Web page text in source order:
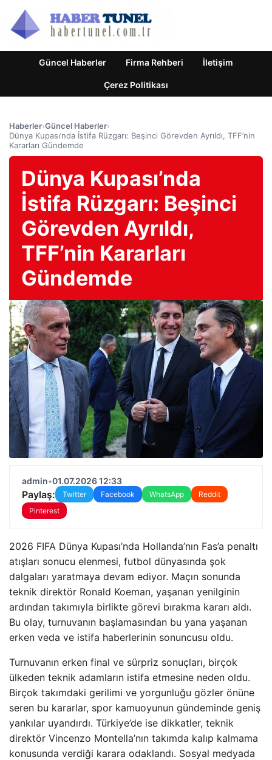
Güncel Haberler Firma Rehberi İletişim
Çerez Politikası
Haberler›Güncel Haberler›
Dünya Kupası’nda İstifa Rüzgarı: Beşinci Görevden Ayrıldı, TFF’nin
Kararları Gündemde
Dünya Kupası’nda
İstifa Rüzgarı: Beşinci
Görevden Ayrıldı,
TFF’nin Kararları
Gündemde
admin•01.07.2026 12:33
Paylaş: Twitter Facebook WhatsApp
Reddit
Pinterest
2026 FIFA Dünya Kupası’nda Hollanda’nın Fas’a penaltı
atışları sonucu elenmesi, futbol dünyasında şok
dalgaları yaratmaya devam ediyor. Maçın sonunda
teknik direktör Ronald Koeman, yaşanan yenilginin
ardından takımıyla birlikte görevi bırakma kararı aldı.
Bu olay, turnuvanın başlamasından bu yana yaşanan
erken veda ve istifa haberlerinin sonuncusu oldu.
Turnuvanın erken final ve sürpriz sonuçları, birçok
ülkeden teknik adamların istifa etmesine neden oldu.
Birçok takımdaki gerilimi ve yorgunluğu gözler önüne
seren bu kararlar, spor kamuoyunun gündeminde geniş
yankılar uyandırdı. Türkiye’de ise dikkatler, teknik
direktör Vincenzo Montella’nın takımda kalıp kalmama
konusunda verdiği karara odaklandı. Sosyal medyada